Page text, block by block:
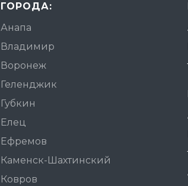
ГОРОДА:
Анапа
Владимир
Воронеж
Геленджик
Губкин
Елец
Ефремов
Каменск-Шахтинский
Ковров